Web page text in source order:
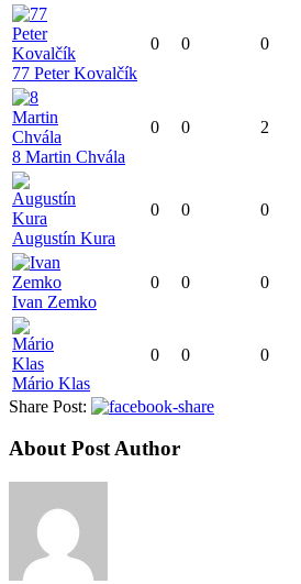
77 Peter Kovalčík
0 0 0
8 Martin Chvála
0 0 2
Augustín Kura
0 0 0
Ivan Zemko
0 0 0
Mário Klas
0 0 0
Share Post:
About Post Author